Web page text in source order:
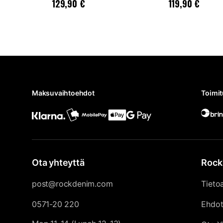
Hinta :129,90 €
129,90 €
Hinta:119,90 €
119,90 €
Maksuvaihtoehdot
Ota yhteyttä
post@rockdenim.com
0571-20 220
Ehdot